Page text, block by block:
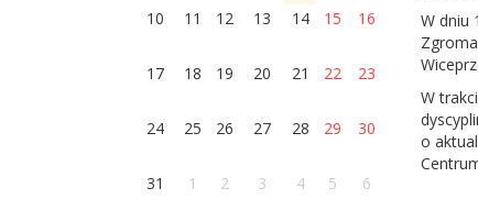
W dniu
W
o
10 11 12 13 14 15 16
17 18 19 20 21 22 23
24 25 26 27 28 29 30
31 1 2 3 4 5 6